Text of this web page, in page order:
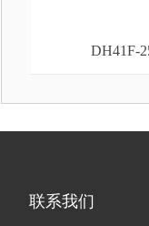
DH41F-
联系我们